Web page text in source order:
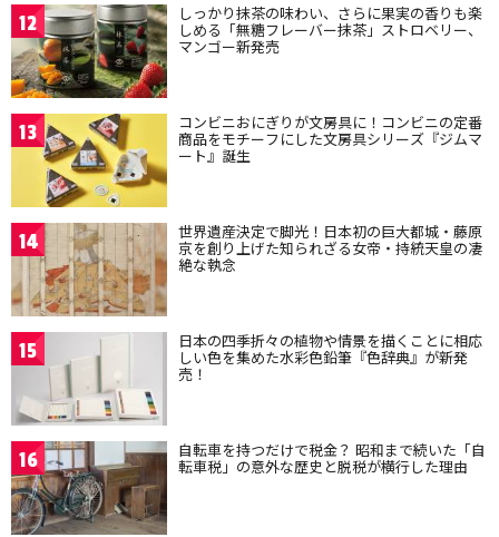
12 しっかり抹茶の味わい、さらに果実の香りも楽
しめる「無糖フレーバー抹茶」ストロベリー、
マンゴー新発売
13 コンビニおにぎりが文房具に！コンビニの定番
商品をモチーフにした文房具シリーズ『ジムマ
ート』誕生
14 世界遺産決定で脚光！日本初の巨大都城・藤原
京を創り上げた知られざる女帝・持統天皇の凄
絶な執念
15 日本の四季折々の植物や情景を描くことに相応
しい色を集めた水彩色鉛筆『色辞典』が新発
売！
16 自転車を持つだけで税金？ 昭和まで続いた「自
転車税」の意外な歴史と脱税が横行した理由